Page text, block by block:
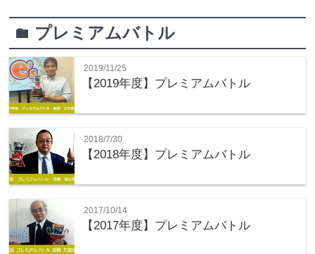
folder プレミアムバトル
2019/11/25
【2019年度】プレミアムバトル
2018/7/30
【2018年度】プレミアムバトル
2017/10/14
【2017年度】プレミアムバトル